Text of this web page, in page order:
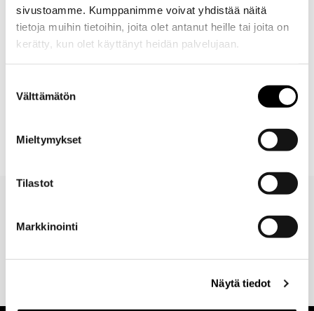
sivustoamme. Kumppanimme voivat yhdistää näitä
tietoja muihin tietoihin, joita olet antanut heille tai joita on
kerätty, kun olet käyttänyt heidän palvelujaan.
valinta
Välttämätön
Mieltymykset
Tilastot
Markkinointi
Näytä tiedot
Hiilijalka 78 cm Mup tuotteiden alle. Musta kevyt metallinen
jalkarauta sopii Mup tuoteiden alle. Ei edellytä jalkatasoa.
Toimitus
tilauksen
palautusoikeus
maksutapa